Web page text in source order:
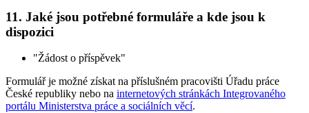
11. Jaké jsou potřebné formuláře a kde jsou k
dispozici
"Žádost o příspěvek"
Formulář je možné získat na příslušném pracovišti Úřadu práce
České republiky nebo na internetových stránkách Integrovaného
portálu Ministerstva práce a sociálních věcí.